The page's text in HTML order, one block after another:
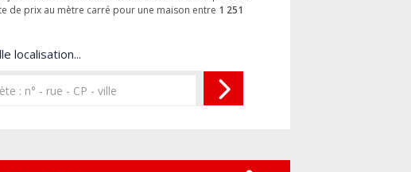
de prix au mètre carré pour une maison entre 1 251
localisation...